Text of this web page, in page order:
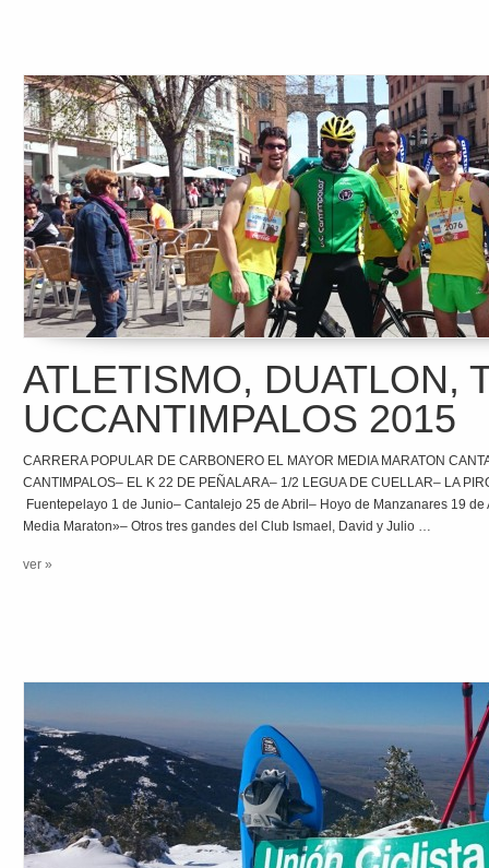
ATLETISMO, DUATLON,
UCCANTIMPALOS 2015
CARRERA POPULAR DE CARBONERO EL MAYOR MEDIA MARATON
CANTIMPALOS– EL K 22 DE PEÑALARA– 1/2 LEGUA DE CUELLAR– LA
Fuentepelayo 1 de Junio– Cantalejo 25 de Abril– Hoyo de Manzanares 19
Media Maraton»– Otros tres gandes del Club Ismael, David y Julio …
ver »